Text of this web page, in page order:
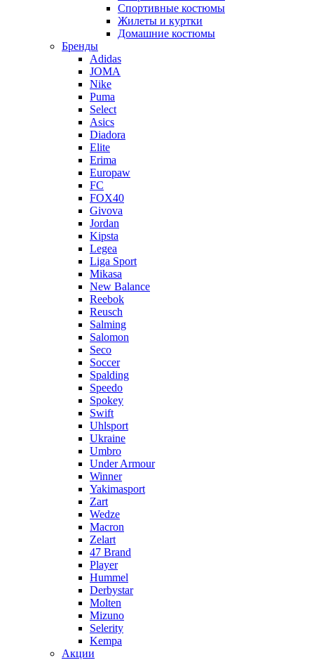
Спортивные костюмы
Жилеты и куртки
Домашние костюмы
Бренды
Adidas
JOMA
Nike
Puma
Select
Asics
Diadora
Elite
Erima
Europaw
FC
FOX40
Givova
Jordan
Kipsta
Legea
Liga Sport
Mikasa
New Balance
Reebok
Reusch
Salming
Salomon
Seco
Soccer
Spalding
Speedo
Spokey
Swift
Uhlsport
Ukraine
Umbro
Under Armour
Winner
Yakimasport
Zart
Wedze
Macron
Zelart
47 Brand
Player
Hummel
Derbystar
Molten
Mizuno
Selerity
Kempa
Акции